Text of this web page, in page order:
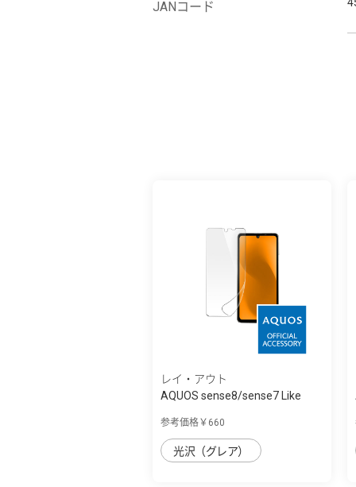
JANコード
レイ・アウト
AQUOS sense8/sense7 Like
参考価格￥660
光沢（グレア）